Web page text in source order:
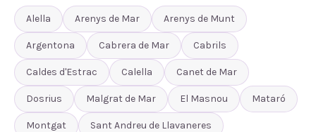
Alella Arenys de Mar Arenys de Munt
Argentona Cabrera de Mar Cabrils
Caldes d'Estrac Calella Canet de Mar
Dosrius Malgrat de Mar El Masnou Mataró
Montgat Sant Andreu de Llavaneres